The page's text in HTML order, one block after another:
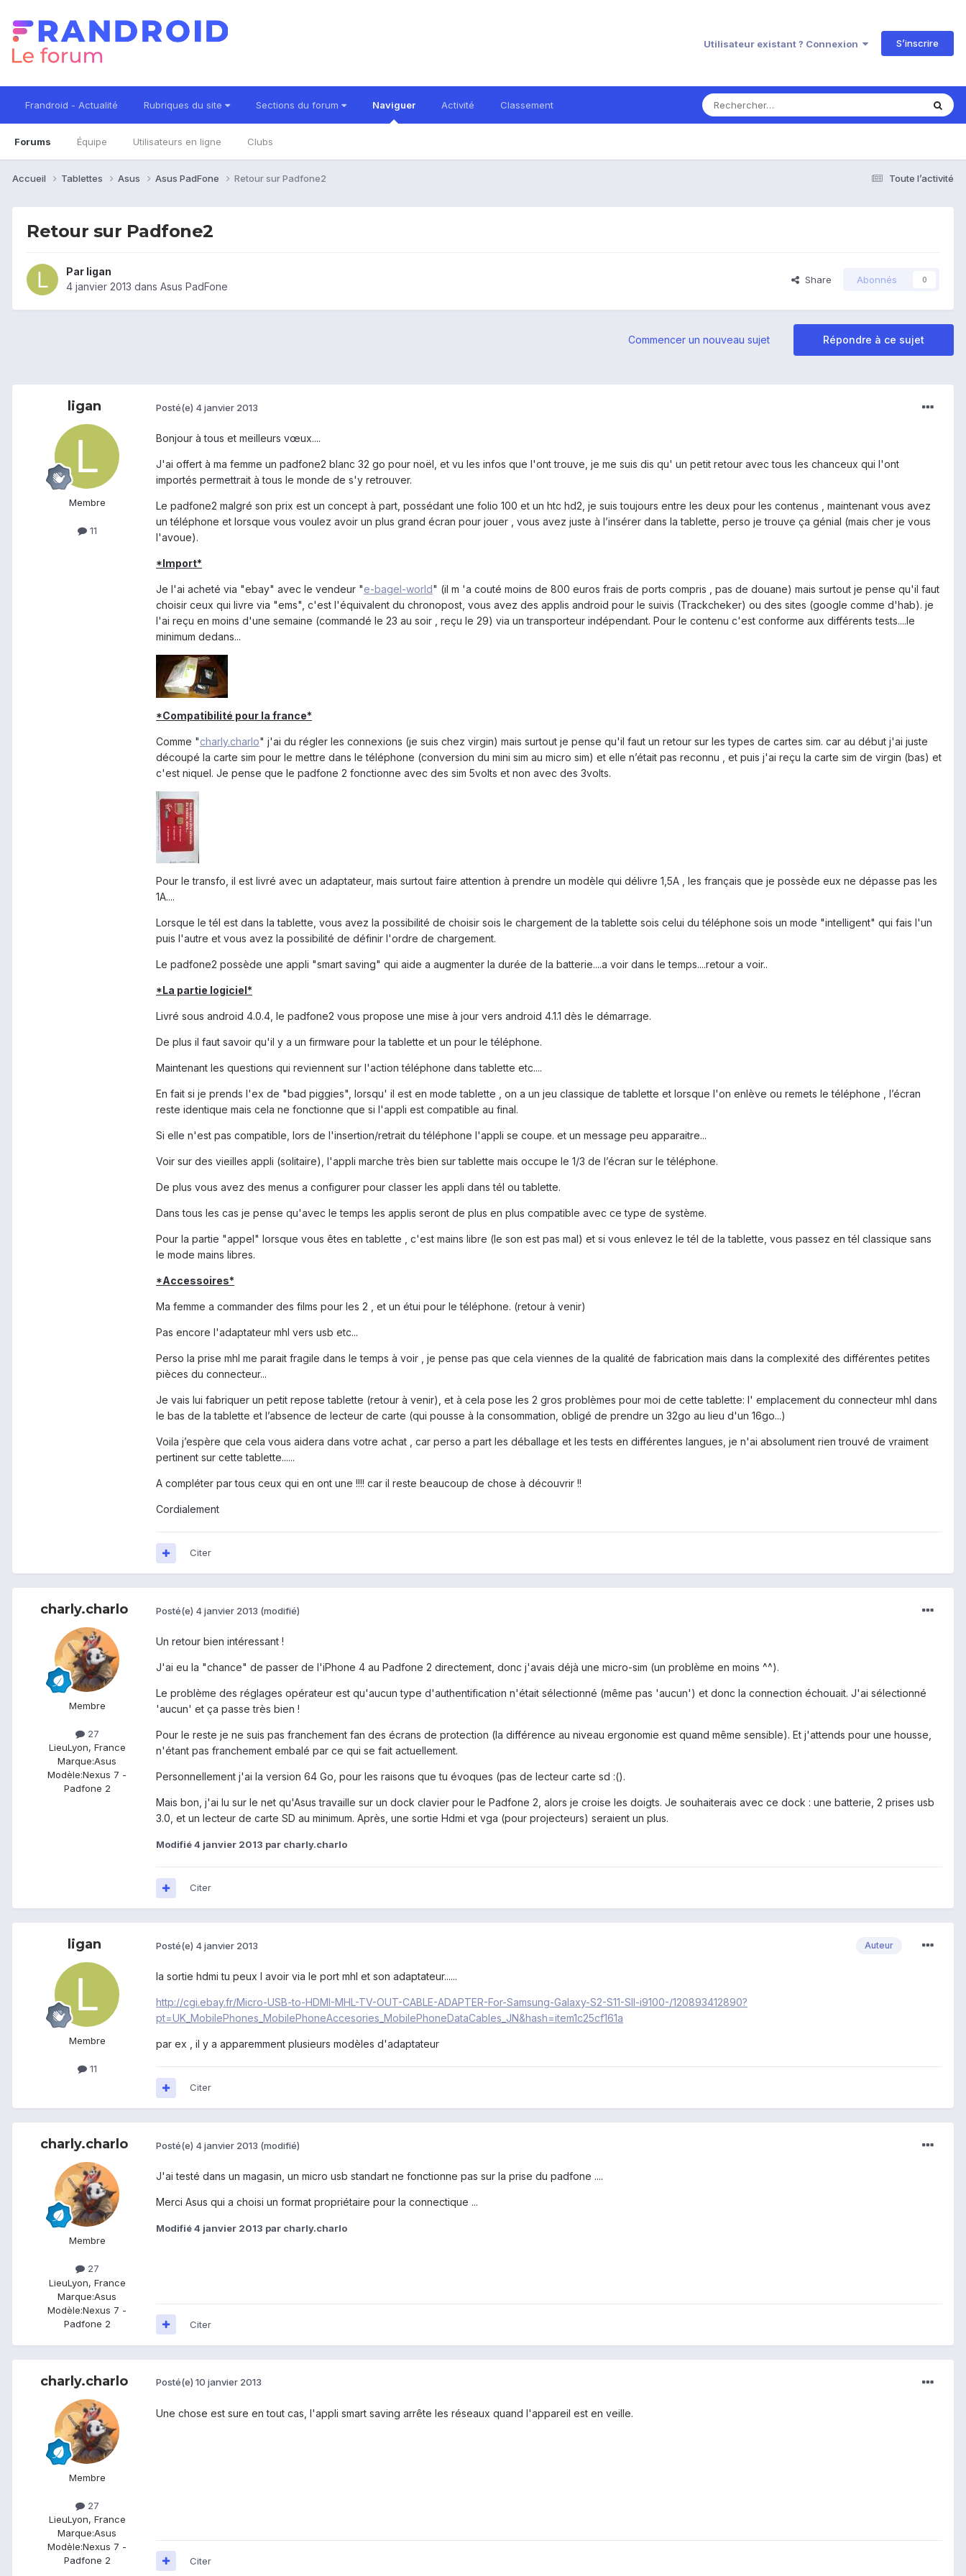
Utilisateur existant ? Connexion S’inscrire
Frandroid - Actualité Rubriques du site Sections du forum Naviguer
Forums Équipe Utilisateurs en ligne Clubs
Activité Classement
Toute l’activité
Accueil Tablettes Asus Asus PadFone Retour sur Padfone2
Retour sur Padfone2
Par ligan
4 janvier 2013 dans Asus PadFone
Share Abonnés 0
Répondre à ce sujet
Commencer un nouveau sujet
ligan
Membre
11
Posté(e) 4 janvier 2013
Bonjour à tous et meilleurs vœux....
J'ai offert à ma femme un padfone2 blanc 32 go pour noël, et vu les infos que l'ont trouve, je me suis dis qu' un petit retour avec tous les chanceux qui l'ont
importés permettrait à tous le monde de s'y retrouver.
Le padfone2 malgré son prix est un concept à part, possédant une folio 100 et un htc hd2, je suis toujours entre les deux pour les contenus , maintenant vous avez
un téléphone et lorsque vous voulez avoir un plus grand écran pour jouer , vous avez juste à l’insérer dans la tablette, perso je trouve ça génial (mais cher je vous
l'avoue).
*Import*
Je l'ai acheté via "ebay" avec le vendeur "e-bagel-world" (il m 'a couté moins de 800 euros frais de ports compris , pas de douane) mais surtout je pense qu'il faut
choisir ceux qui livre via "ems", c'est l'équivalent du chronopost, vous avez des applis android pour le suivis (Trackcheker) ou des sites (google comme d'hab). je
l'ai reçu en moins d'une semaine (commandé le 23 au soir , reçu le 29) via un transporteur indépendant. Pour le contenu c'est conforme aux différents tests....le
minimum dedans...
*Compatibilité pour la france*
Comme "charly.charlo" j'ai du régler les connexions (je suis chez virgin) mais surtout je pense qu'il faut un retour sur les types de cartes sim. car au début j'ai juste
découpé la carte sim pour le mettre dans le téléphone (conversion du mini sim au micro sim) et elle n’était pas reconnu , et puis j'ai reçu la carte sim de virgin (bas) et
c'est niquel. Je pense que le padfone 2 fonctionne avec des sim 5volts et non avec des 3volts.
Pour le transfo, il est livré avec un adaptateur, mais surtout faire attention à prendre un modèle qui délivre 1,5A , les français que je possède eux ne dépasse pas les
1A....
Lorsque le tél est dans la tablette, vous avez la possibilité de choisir sois le chargement de la tablette sois celui du téléphone sois un mode "intelligent" qui fais l'un
puis l'autre et vous avez la possibilité de définir l'ordre de chargement.
Le padfone2 possède une appli "smart saving" qui aide a augmenter la durée de la batterie....a voir dans le temps....retour a voir..
*La partie logiciel*
Livré sous android 4.0.4, le padfone2 vous propose une mise à jour vers android 4.1.1 dès le démarrage.
De plus il faut savoir qu'il y a un firmware pour la tablette et un pour le téléphone.
Maintenant les questions qui reviennent sur l'action téléphone dans tablette etc....
En fait si je prends l'ex de "bad piggies", lorsqu' il est en mode tablette , on a un jeu classique de tablette et lorsque l'on enlève ou remets le téléphone , l’écran
reste identique mais cela ne fonctionne que si l'appli est compatible au final.
Si elle n'est pas compatible, lors de l'insertion/retrait du téléphone l'appli se coupe. et un message peu apparaitre...
Voir sur des vieilles appli (solitaire), l'appli marche très bien sur tablette mais occupe le 1/3 de l’écran sur le téléphone.
De plus vous avez des menus a configurer pour classer les appli dans tél ou tablette.
Dans tous les cas je pense qu'avec le temps les applis seront de plus en plus compatible avec ce type de système.
Pour la partie "appel" lorsque vous êtes en tablette , c'est mains libre (le son est pas mal) et si vous enlevez le tél de la tablette, vous passez en tél classique sans
le mode mains libres.
*Accessoires*
Ma femme a commander des films pour les 2 , et un étui pour le téléphone. (retour à venir)
Pas encore l'adaptateur mhl vers usb etc...
Perso la prise mhl me parait fragile dans le temps à voir , je pense pas que cela viennes de la qualité de fabrication mais dans la complexité des différentes petites
pièces du connecteur...
Je vais lui fabriquer un petit repose tablette (retour à venir), et à cela pose les 2 gros problèmes pour moi de cette tablette: l' emplacement du connecteur mhl dans
le bas de la tablette et l’absence de lecteur de carte (qui pousse à la consommation, obligé de prendre un 32go au lieu d'un 16go...)
Voila j’espère que cela vous aidera dans votre achat , car perso a part les déballage et les tests en différentes langues, je n'ai absolument rien trouvé de vraiment
pertinent sur cette tablette......
A compléter par tous ceux qui en ont une !!!! car il reste beaucoup de chose à découvrir !!
Cordialement
Citer
charly.charlo
Membre
27
LieuLyon, France
Marque:Asus
Modèle:Nexus 7 -
Padfone 2
Posté(e) 4 janvier 2013 (modifié)
Un retour bien intéressant !
J'ai eu la "chance" de passer de l'iPhone 4 au Padfone 2 directement, donc j'avais déjà une micro-sim (un problème en moins ^^).
Le problème des réglages opérateur est qu'aucun type d'authentification n'était sélectionné (même pas 'aucun') et donc la connection échouait. J'ai sélectionné
'aucun' et ça passe très bien !
Pour le reste je ne suis pas franchement fan des écrans de protection (la différence au niveau ergonomie est quand même sensible). Et j'attends pour une housse,
n'étant pas franchement embalé par ce qui se fait actuellement.
Personnellement j'ai la version 64 Go, pour les raisons que tu évoques (pas de lecteur carte sd :().
Mais bon, j'ai lu sur le net qu'Asus travaille sur un dock clavier pour le Padfone 2, alors je croise les doigts. Je souhaiterais avec ce dock : une batterie, 2 prises usb
3.0, et un lecteur de carte SD au minimum. Après, une sortie Hdmi et vga (pour projecteurs) seraient un plus.
Modifié4 janvier 2013 par charly.charlo
Citer
ligan
Membre
11
Auteur
Posté(e) 4 janvier 2013
la sortie hdmi tu peux l avoir via le port mhl et son adaptateur......
http://cgi.ebay.fr/Micro-USB-to-HDMI-MHL-TV-OUT-CABLE-ADAPTER-For-Samsung-Galaxy-S2-S11-SII-i9100-/120893412890?
pt=UK_MobilePhones_MobilePhoneAccesories_MobilePhoneDataCables_JN&hash=item1c25cf161a
par ex , il y a apparemment plusieurs modèles d'adaptateur
Citer
charly.charlo
Membre
27
LieuLyon, France
Marque:Asus
Modèle:Nexus 7 -
Padfone 2
Posté(e) 4 janvier 2013 (modifié)
J'ai testé dans un magasin, un micro usb standart ne fonctionne pas sur la prise du padfone ....
Merci Asus qui a choisi un format propriétaire pour la connectique ...
Modifié4 janvier 2013 par charly.charlo
Citer
charly.charlo
Membre
27
LieuLyon, France
Marque:Asus
Modèle:Nexus 7 -
Padfone 2
Posté(e) 10 janvier 2013
Une chose est sure en tout cas, l'appli smart saving arrête les réseaux quand l'appareil est en veille.
Citer